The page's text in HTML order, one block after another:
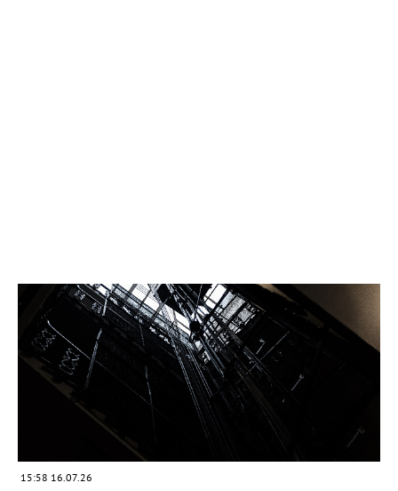
приезда МЧС. Итог — закопченный потолок и замена дверного
полотна. Площадь повреждений составила всего 4 кв.м.
Специалисты напоминают: большинство этих происшествий
объединяет одна причина — человеческий фактор или
неисправность техники. Регулярная проверка
электропроводки, уход за кухонной техникой и наличие
огнетушителя в автомобиле могут предотвратить беду.
Спасатели призывают нижневартовцев быть внимательнее к
пожарной безопасности в своих домах. Фото:
www.pinterest.com
15:58 16.07.26